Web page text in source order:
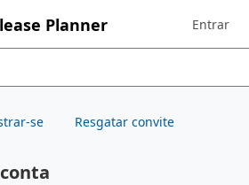
Planner Sign in to
Entrar
se Resgatar convite